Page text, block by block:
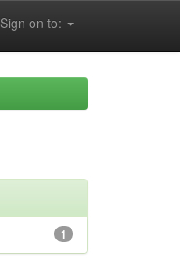
Sign on to:
1